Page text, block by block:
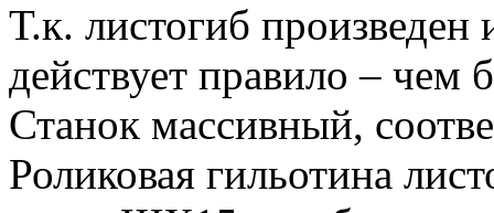
Т.к. листогиб
действует правило – чем
Станок массивный,
Роликовая гильотина